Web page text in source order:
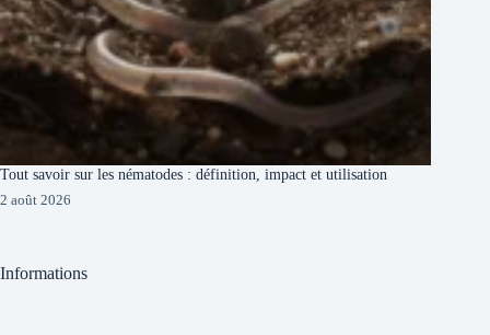
Tout savoir sur les nématodes : définition, impact et utilisation
2 août 2026
Informations